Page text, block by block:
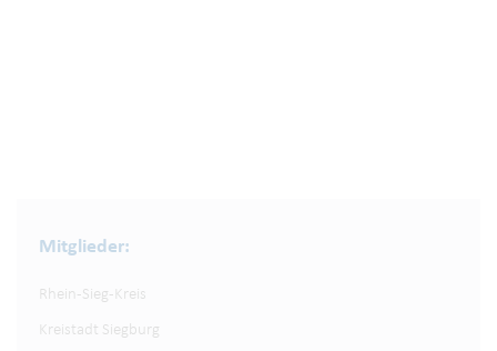
Mitglieder:
Rhein-Sieg-Kreis
Kreistadt Siegburg